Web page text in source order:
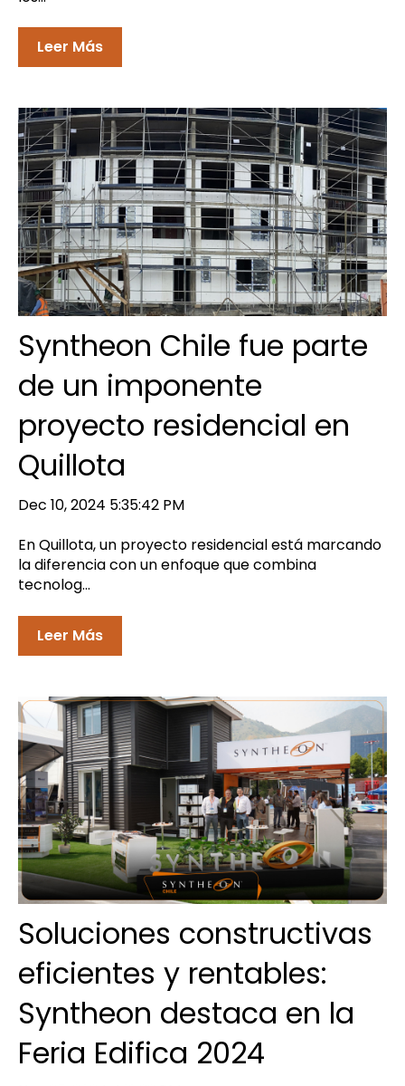
Leer Más
Syntheon Chile fue parte
de un imponente
proyecto residencial en
Quillota
Dec 10, 2024 5:35:42 PM
En Quillota, un proyecto residencial está marcando
la diferencia con un enfoque que combina
tecnolog...
Leer Más
Soluciones constructivas
eficientes y rentables:
Syntheon destaca en la
Feria Edifica 2024